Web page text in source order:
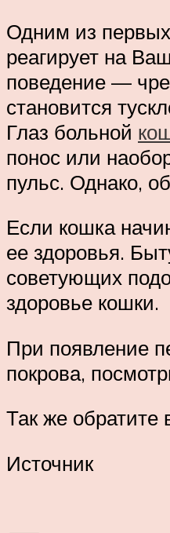
Одним из первых
реагирует на
поведение —
становится
Глаз больной
понос или
пульс. Однако,
Если кошка
ее здоровья.
советующих
здоровье кошки.
При появление
покрова,
Так же обратите
Источник